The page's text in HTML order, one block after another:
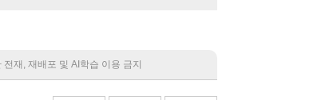
재, 재배포 및 AI학습 이용 금지